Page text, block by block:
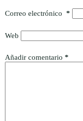
Correo electrónico *
Web
Añadir comentario *